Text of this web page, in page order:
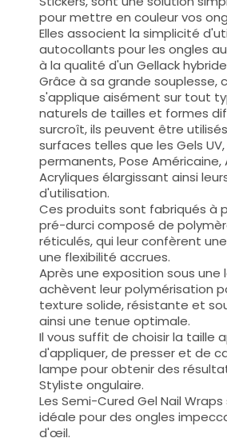
pour mettre en couleur vos
Elles associent la simplicité
autocollants pour les ongles
à la qualité d'un Gellack
Grâce à sa grande souplesse,
s'applique aisément sur tout
naturels de tailles et formes
surcroît, ils peuvent être
surfaces telles que lesGels
permanents, Pose Américaine,
Acryliquesélargissant ainsi
d'utilisation.
Ces produits sont fabriqués à
pré-durci composé de
réticulés, qui leur confèrent
une flexibilité accrues.
Après une exposition sous une
achèvent leur polymérisation
texture solide, résistante et
ainsi une tenue optimale.
Il vous suffit de choisir la taille
d'appliquer, de presser et de
lampe pour obtenir des
Styliste ongulaire.
Les Semi-Cured Gel Nail
idéale pour des ongles
d'œil.